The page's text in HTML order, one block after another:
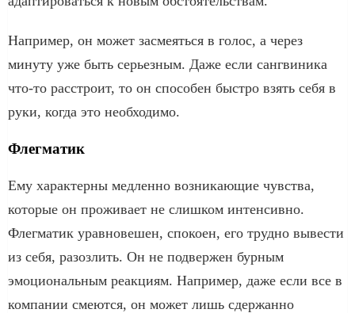
Например, он может засмеяться в голос, а через
минуту уже быть серьезным. Даже если сангвиника
что-то расстроит, то он способен быстро взять себя в
руки, когда это необходимо.
Флегматик
Ему характерны медленно возникающие чувства,
которые он проживает не слишком интенсивно.
Флегматик уравновешен, спокоен, его трудно вывести
из себя, разозлить. Он не подвержен бурным
эмоциональным реакциям. Например, даже если все в
компании смеются, он может лишь сдержанно